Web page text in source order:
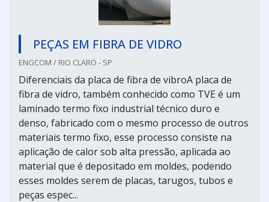
PEÇAS EM FIBRA DE VIDRO
ENGCOM / RIO CLARO - SP
Diferenciais da placa de fibra de vibroA placa de
fibra de vidro, também conhecido como TVE é um
laminado termo fixo industrial técnico duro e
denso, fabricado com o mesmo processo de outros
materiais termo fixo, esse processo consiste na
aplicação de calor sob alta pressão, aplicada ao
material que é depositado em moldes, podendo
esses moldes serem de placas, tarugos, tubos e
peças espec...